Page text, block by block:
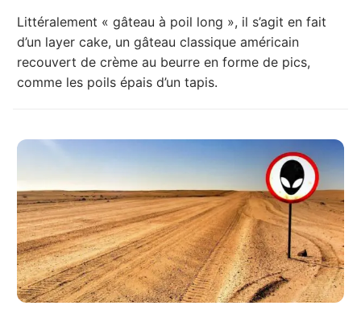
Littéralement « gâteau à poil long », il s’agit en fait
d’un layer cake, un gâteau classique américain
recouvert de crème au beurre en forme de pics,
comme les poils épais d’un tapis.